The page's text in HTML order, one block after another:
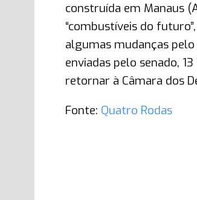
construída em Manaus
“combustíveis do
algumas mudanças
enviadas pelo senado,
retornar à Câmara dos
Fonte: Quatro Rodas